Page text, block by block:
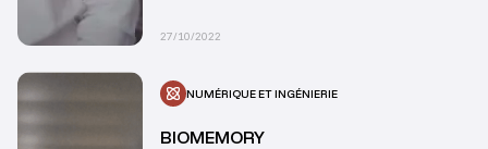
27/10/2022
NUMÉRIQUE ET INGÉNIERIE
BIOMEMORY